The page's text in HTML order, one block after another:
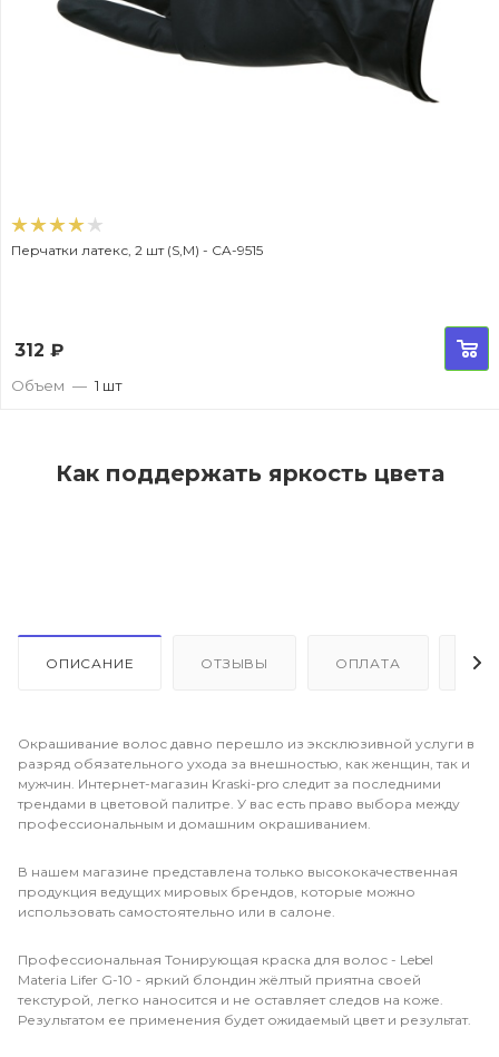
Перчатки латекс, 2 шт (S,M) - CA-9515
312 ₽
Объем — 1 шт
Как поддержать яркость цвета
ОПИСАНИЕ ОТЗЫВЫ ОПЛАТА
Окрашивание волос давно перешло из эксклюзивной услуги в
разряд обязательного ухода за внешностью, как женщин, так и
мужчин. Интернет-магазин Kraski-pro следит за последними
трендами в цветовой палитре. У вас есть право выбора между
профессиональным и домашним окрашиванием.
В нашем магазине представлена только высококачественная
продукция ведущих мировых брендов, которые можно
использовать самостоятельно или в салоне.
Профессиональная Тонирующая краска для волос - Lebel
Materia Lifer G-10 - яркий блондин жёлтый приятна своей
текстурой, легко наносится и не оставляет следов на коже.
Результатом ее применения будет ожидаемый цвет и результат.